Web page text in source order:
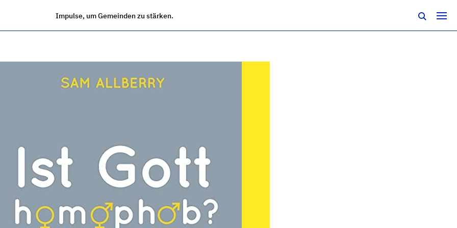
Impulse, um Gemeinden zu stärken.